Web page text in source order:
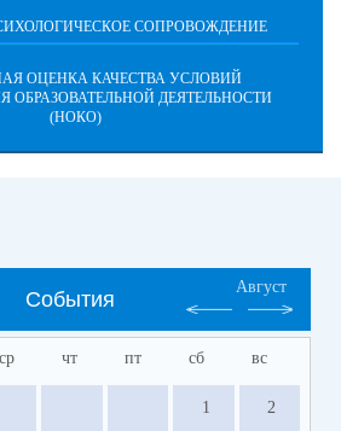
СОПРОВОЖДЕНИЕ
ОЦЕНКА КАЧЕСТВА УСЛОВИЙ
ОБРАЗОВАТЕЛЬНОЙ ДЕЯТЕЛЬНОСТИ
(НОКО)
События
Август
ср чт пт сб вс
1 2